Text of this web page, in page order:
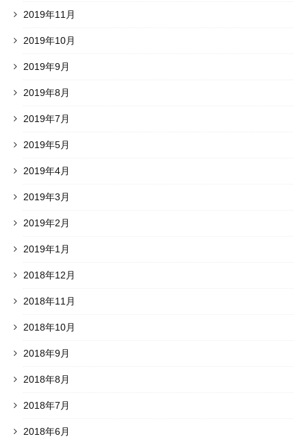
2019年11月
2019年10月
2019年9月
2019年8月
2019年7月
2019年5月
2019年4月
2019年3月
2019年2月
2019年1月
2018年12月
2018年11月
2018年10月
2018年9月
2018年8月
2018年7月
2018年6月